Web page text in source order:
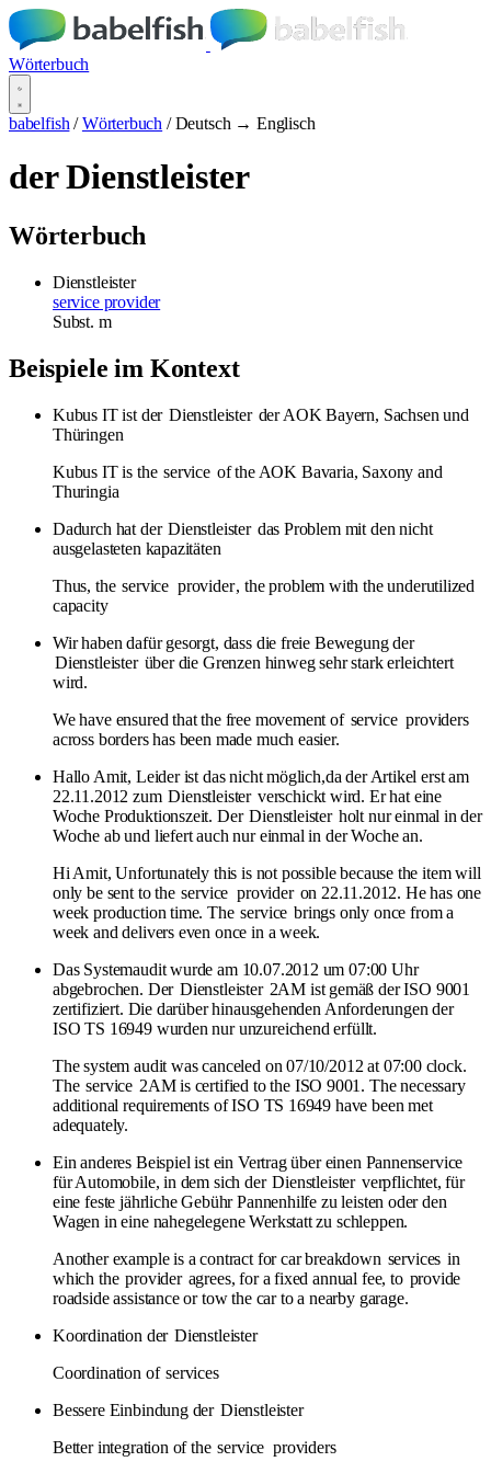
Wörterbuch
babelfish / Wörterbuch / Deutsch → Englisch
der Dienstleister
Wörterbuch
Dienstleister
service provider
Subst. m
Beispiele im Kontext
Kubus IT ist der Dienstleister der AOK Bayern, Sachsen und
Thüringen
Kubus IT is the service of the AOK Bavaria, Saxony and
Thuringia
Dadurch hat der Dienstleister das Problem mit den nicht
ausgelasteten kapazitäten
Thus, the service provider, the problem with the underutilized
capacity
Wir haben dafür gesorgt, dass die freie Bewegung der
Dienstleister über die Grenzen hinweg sehr stark erleichtert
wird.
We have ensured that the free movement of service providers
across borders has been made much easier.
Hallo Amit, Leider ist das nicht möglich,da der Artikel erst am
22.11.2012 zum Dienstleister verschickt wird. Er hat eine
Woche Produktionszeit. Der Dienstleister holt nur einmal in der
Woche ab und liefert auch nur einmal in der Woche an.
Hi Amit, Unfortunately this is not possible because the item will
only be sent to the service provider on 22.11.2012. He has one
week production time. The service brings only once from a
week and delivers even once in a week.
Das Systemaudit wurde am 10.07.2012 um 07:00 Uhr
abgebrochen. Der Dienstleister 2AM ist gemäß der ISO 9001
zertifiziert. Die darüber hinausgehenden Anforderungen der
ISO TS 16949 wurden nur unzureichend erfüllt.
The system audit was canceled on 07/10/2012 at 07:00 clock.
The service 2AM is certified to the ISO 9001. The necessary
additional requirements of ISO TS 16949 have been met
adequately.
Ein anderes Beispiel ist ein Vertrag über einen Pannenservice
für Automobile, in dem sich der Dienstleister verpflichtet, für
eine feste jährliche Gebühr Pannenhilfe zu leisten oder den
Wagen in eine nahegelegene Werkstatt zu schleppen.
Another example is a contract for car breakdown services in
which the provider agrees, for a fixed annual fee, to provide
roadside assistance or tow the car to a nearby garage.
Koordination der Dienstleister
Coordination of services
Bessere Einbindung der Dienstleister
Better integration of the service providers